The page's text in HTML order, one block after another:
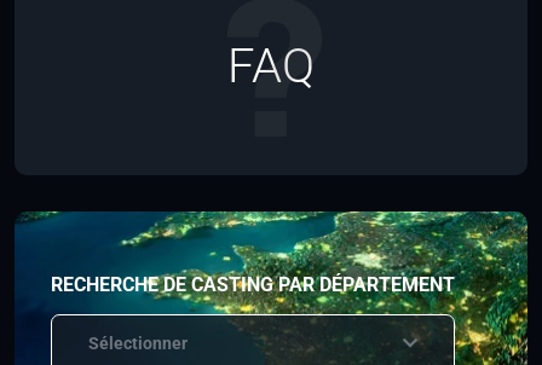
FAQ
RECHERCHE DE CASTING PAR DÉPARTEMENT
Sélectionner